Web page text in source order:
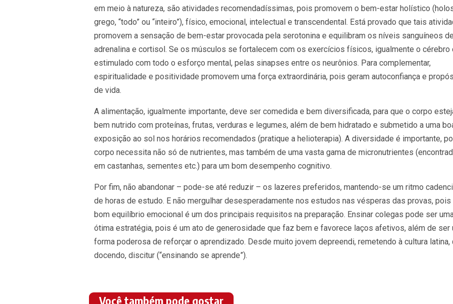
em meio à natureza, são atividades recomendadíssimas, pois promovem o bem-estar holístico
grego, “todo” ou “inteiro”), físico, emocional, intelectual e transcendental. Está provado que tais
promovem a sensação de bem-estar provocada pela serotonina e equilibram os níveis sanguíneos de
adrenalina e cortisol. Se os músculos se fortalecem com os exercícios físicos, igualmente o cérebro
estimulado com todo o esforço mental, pelas sinapses entre os neurônios. Para complementar,
espiritualidade e positividade promovem uma força extraordinária, pois geram autoconfiança e
de vida.
A alimentação, igualmente importante, deve ser comedida e bem diversificada, para que o corpo
bem nutrido com proteínas, frutas, verduras e legumes, além de bem hidratado e submetido a uma
exposição ao sol nos horários recomendados (pratique a helioterapia). A diversidade é importante,
corpo necessita não só de nutrientes, mas também de uma vasta gama de micronutrientes
em castanhas, sementes etc.) para um bom desempenho cognitivo.
Por fim, não abandonar – pode-se até reduzir – os lazeres preferidos, mantendo-se um ritmo
de horas de estudo. E não mergulhar desesperadamente nos estudos nas vésperas das provas, pois
bom equilíbrio emocional é um dos principais requisitos na preparação. Ensinar colegas pode ser
ótima estratégia, pois é um ato de generosidade que faz bem e favorece laços afetivos, além de ser
forma poderosa de reforçar o aprendizado. Desde muito jovem depreendi, remetendo à cultura latina,
docendo, discitur (“ensinando se aprende”).
Você também pode gostar